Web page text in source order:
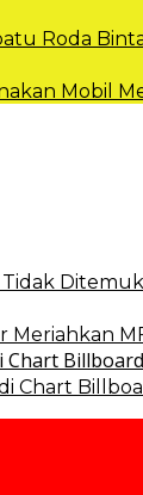
Roda
Mobil
Meriahkan
Chart